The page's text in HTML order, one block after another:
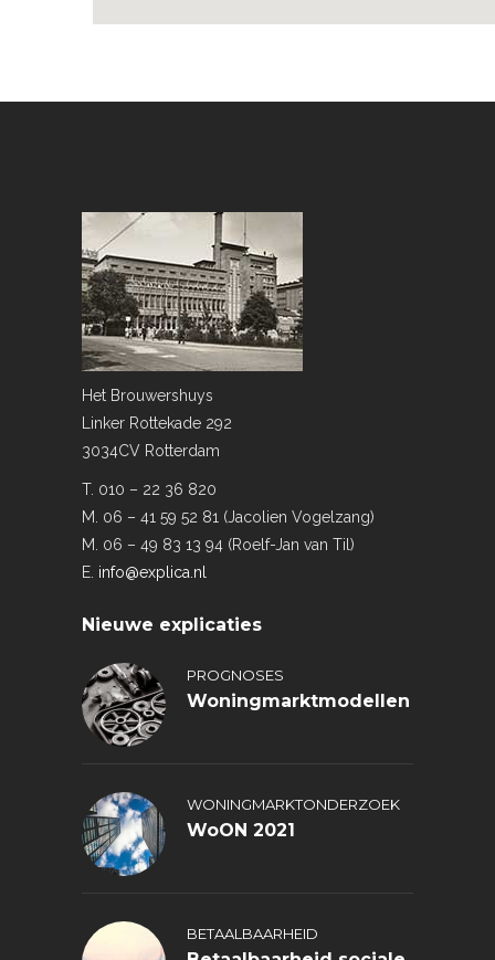
Het Brouwershuys
Linker Rottekade 292
3034CV Rotterdam
T. 010 – 22 36 820
M. 06 – 41 59 52 81 (Jacolien Vogelzang)
M. 06 – 49 83 13 94 (Roelf-Jan van Til)
E. info@explica.nl
Nieuwe explicaties
PROGNOSES
Woningmarktmodellen
WONINGMARKTONDERZOEK
WoON 2021
BETAALBAARHEID